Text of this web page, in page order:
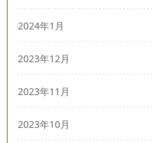
2024年1月
2023年12月
2023年11月
2023年10月